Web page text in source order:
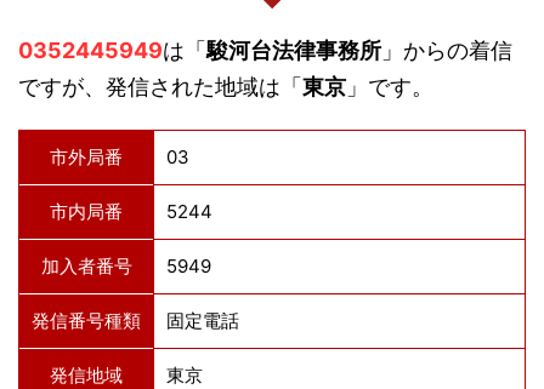
0352445949は「駿河台法律事務所 」からの着信
ですが、発信された地域は「 東京 」です。
市外局番 03
市内局番 5244
加入者番号 5949
発信番号種類 固定電話
発信地域 東京